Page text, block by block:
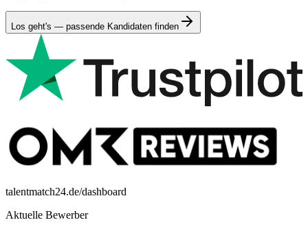
Los geht's — passende Kandidaten finden
talentmatch24.de/dashboard
Aktuelle Bewerber